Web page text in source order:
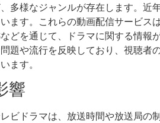
多様なジャンルが存在します。
す。これらの動画配信サービス
どを通じて、ドラマに関する情報
や流行を反映しており、視聴者
ます。
響
ビドラマは、放送時間や放送局の